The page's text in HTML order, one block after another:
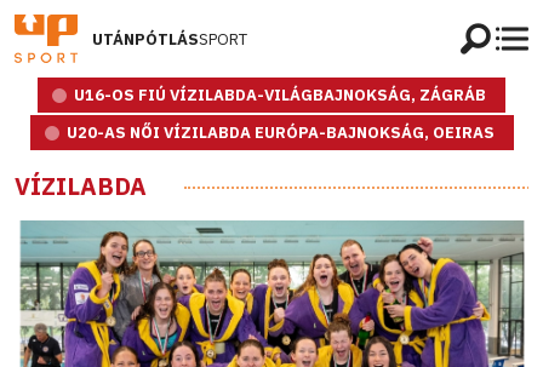
UTÁNPÓTLÁSSPORT
U16-OS FIÚ VÍZILABDA-VILÁGBAJNOKSÁG, ZÁGRÁB
U20-AS NŐI VÍZILABDA EURÓPA-BAJNOKSÁG, OEIRAS
VÍZILABDA